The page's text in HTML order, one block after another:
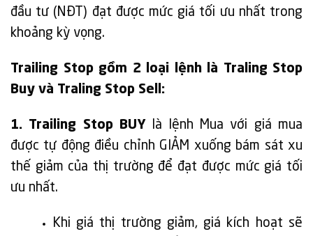
đầu tư (NĐT) đạt được mức giá tối ưu nhất trong
khoảng kỳ vọng.
Trailing Stop gồm 2 loại lệnh là Traling Stop
Buy và Traling Stop Sell:
1. Trailing Stop BUY
là lệnh Mua với giá mua
được tự động điều chỉnh GIẢM xuống bám sát xu
thế giảm của thị trường để đạt được mức giá tối
ưu nhất.
Khi giá thị trường giảm, giá kích hoạt sẽ